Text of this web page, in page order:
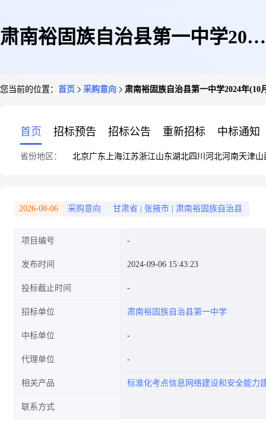
肃南裕固族自治县第一中学2024
您当前的位置： 首页 采购意向 肃南裕固族自治县第一中学2024年(10
首页 招标预告 招标公告 重新招标 中标通知
省份地区： 北京广东 上海江苏浙江山东湖北四川 河北河南天津山
2026-08-06 采购意向 甘肃省 张掖市 肃南裕固族自治县
项目编号
发布时间 2024-09-06 15:43:23
投标截止时间
招标单位 肃南裕固族自治县第一中学
中标单位
代理单位
相关产品 标准化考点信息网络建设和安全能力
联系方式